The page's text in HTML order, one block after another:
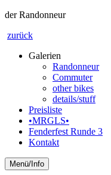
der Randonneur
zurück
Galerien
Randonneur
Commuter
other bikes
details/stuff
Preisliste
•MRGLS•
Fenderfest Runde 3
Kontakt
Info